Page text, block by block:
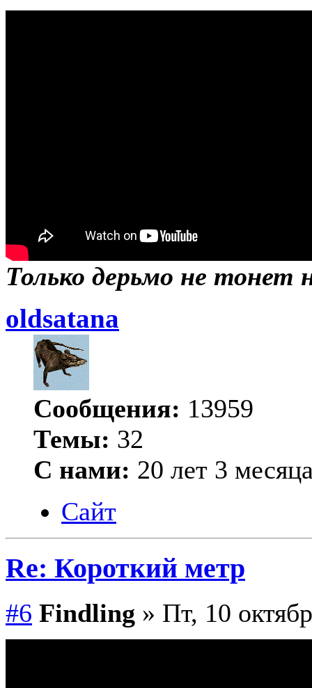
Только дерьмо не тонет
oldsatana
Сообщения: 13959
Темы: 32
С нами: 20 лет 3
Сайт
Re: Короткий метр
#6 Findling » Пт, 10